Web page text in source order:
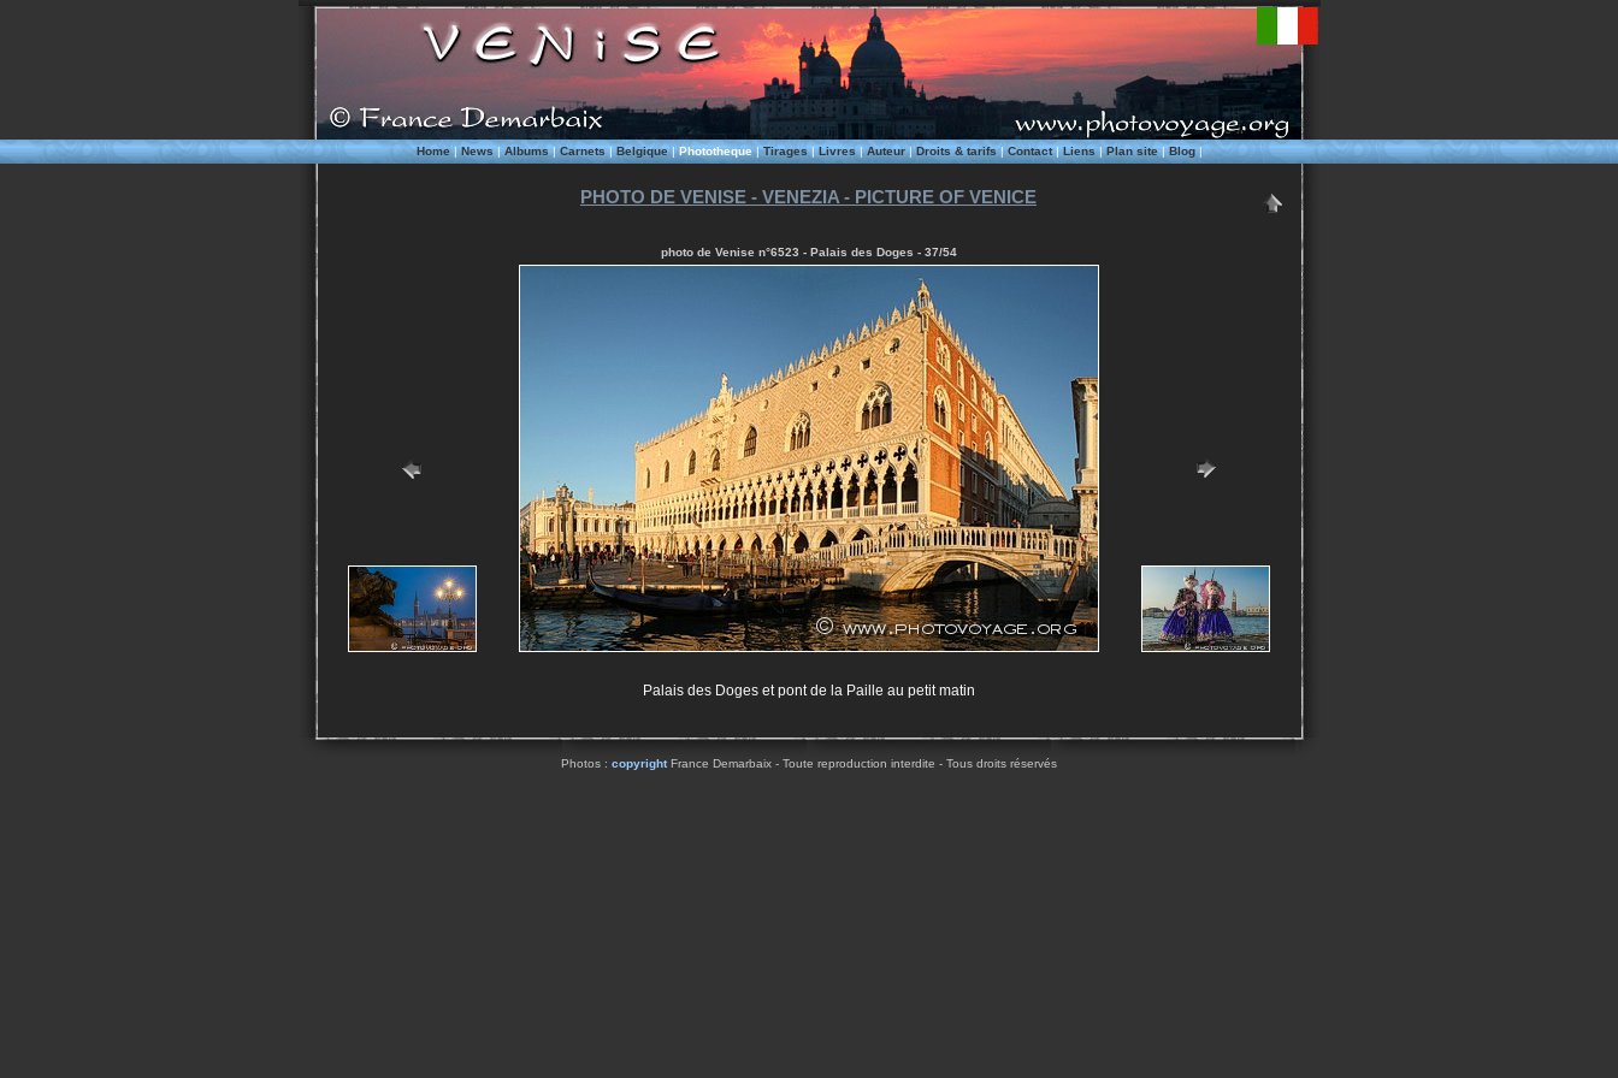
Home|News| Albums| Carnets|Belgique|Phototheque|Tirages|Livres|Auteur|Droits & tarifs|Contact|Liens|Plan site|Blog|
PHOTO DE VENISE - VENEZIA - PICTURE OF VENICE
photo de Venise n°6523 - Palais des Doges - 37/54
Palais des Doges et pont de la Paille au petit matin
Photos : copyrightFrance Demarbaix - Toute reproduction interdite - Tous droits réservés